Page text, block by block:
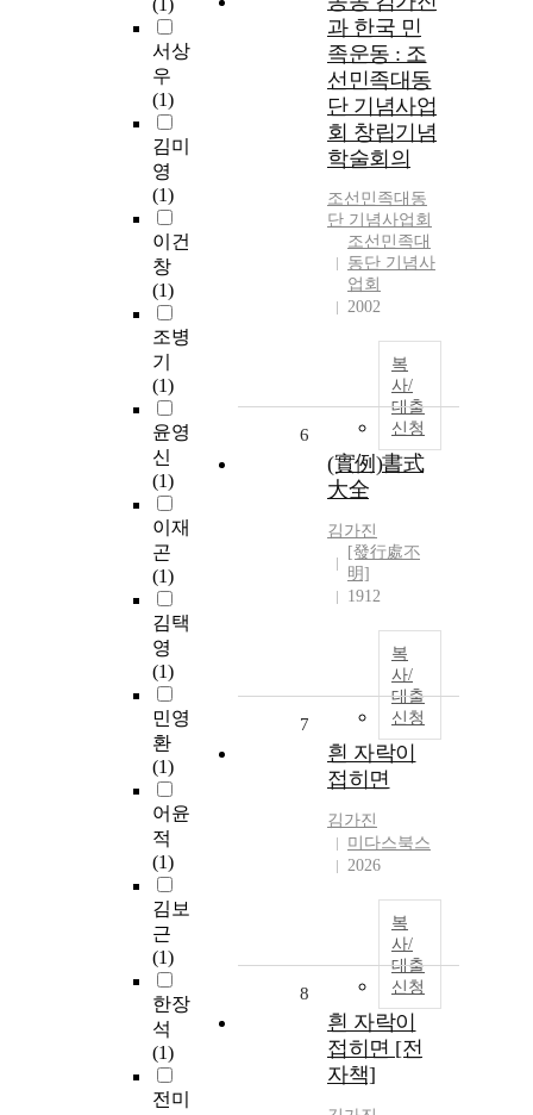
(1)
서상
우
(1)
김미
영
(1)
이건
창
(1)
조병
기
(1)
윤영
신
(1)
이재
곤
(1)
김택
영
(1)
민영
환
(1)
어윤
적
(1)
김보
근
(1)
한장
석
(1)
전미
과 한국 민
족운동 : 조
선민족대동
단 기념사업
회 창립기념
학술회의
조선민족대동
단 기념사업회
조선민족대
동단 기념사
업회
2002
복
사/
대출
신청
6
(實例)書式
大全
김가진
[發行處不
明]
1912
복
사/
대출
신청
7
흰 자락이
접히면
김가진
미다스북스
2026
복
사/
대출
신청
8
흰 자락이
접히면 [전
자책]